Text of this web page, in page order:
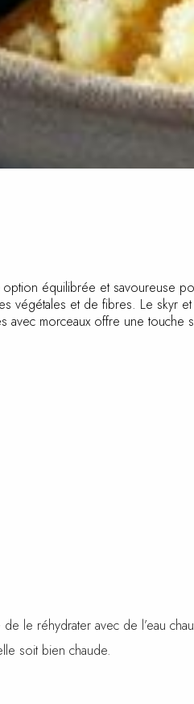
équilibrée et savoureuse
végétales et de fibres. Le skyr
morceaux offre une
le réhydrater avec de l’eau
soit bien chaude.